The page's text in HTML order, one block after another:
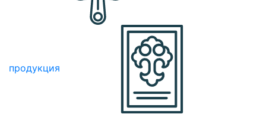
продукция